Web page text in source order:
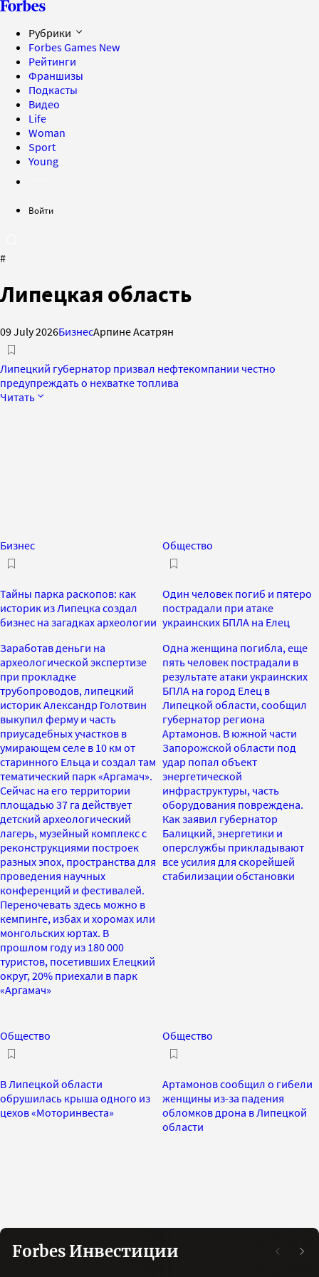
Рубрики
Forbes Games New
Рейтинги
Франшизы
Подкасты
Видео
Life
Woman
Sport
Young
Войти
#
Липецкая область
09 July 2026БизнесАрпине Асатрян
Липецкий губернатор призвал нефтекомпании честно
предупреждать о нехватке топлива
Читать
Бизнес
Тайны парка раскопов: как
историк из Липецка создал
бизнес на загадках археологии
Заработав деньги на
археологической экспертизе
при прокладке
трубопроводов, липецкий
историк Александр Голотвин
выкупил ферму и часть
приусадебных участков в
умирающем селе в 10 км от
старинного Ельца и создал там
тематический парк «Аргамач».
Сейчас на его территории
площадью 37 га действует
детский археологический
лагерь, музейный комплекс с
реконструкциями построек
разных эпох, пространства для
проведения научных
конференций и фестивалей.
Переночевать здесь можно в
кемпинге, избах и хоромах или
монгольских юртах. В
прошлом году из 180 000
туристов, посетивших Елецкий
округ, 20% приехали в парк
«Аргамач»
Общество
Один человек погиб и пятеро
пострадали при атаке
украинских БПЛА на Елец
Одна женщина погибла, еще
пять человек пострадали в
результате атаки украинских
БПЛА на город Елец в
Липецкой области, сообщил
губернатор региона
Артамонов. В южной части
Запорожской области под
удар попал объект
энергетической
инфраструктуры, часть
оборудования повреждена.
Как заявил губернатор
Балицкий, энергетики и
оперслужбы прикладывают
все усилия для скорейшей
стабилизации обстановки
Общество
В Липецкой области
обрушилась крыша одного из
цехов «Моторинвеста»
Общество
Артамонов сообщил о гибели
женщины из-за падения
обломков дрона в Липецкой
области
Forbes Инвестиции